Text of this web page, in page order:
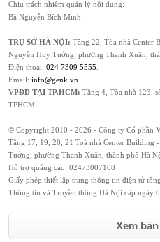
Chịu trách nhiệm quản lý nội dung:
Bà Nguyễn Bích Minh
TRỤ SỞ HÀ NỘI: Tầng 22, Tòa nhà Center
Nguyễn Huy Tưởng, phường Thanh Xuân,
Điện thoại: 024 7309 5555
Email: info@genk.vn
VPĐD TẠI TP.HCM: Tầng 4, Tòa nhà 123,
TPHCM
© Copyright 2010 - 2026 - Công ty Cổ phần
Tầng 17, 19, 20, 21 Toà nhà Center
Tưởng, phường Thanh Xuân, thành phố Hà
Hỗ trợ quảng cáo: 02473007108
Giấy phép thiết lập trang thông tin điện tử
Thông tin và Truyền thông Hà Nội cấp ngày
Xem